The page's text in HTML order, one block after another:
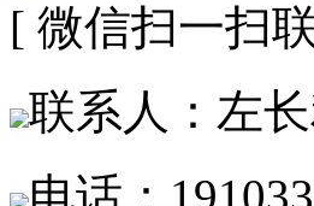
[ 微信扫一扫
联系人：左长